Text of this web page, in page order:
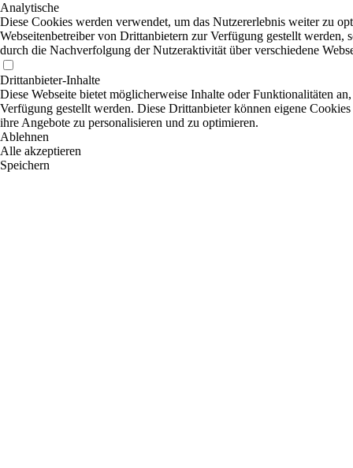
Analytische
Diese Cookies werden verwendet, um das Nutzererlebnis weiter zu
Webseitenbetreiber von Drittanbietern zur Verfügung gestellt werden,
durch die Nachverfolgung der Nutzeraktivität über verschiedene
Drittanbieter-Inhalte
Diese Webseite bietet möglicherweise Inhalte oder Funktionalitäten
Verfügung gestellt werden. Diese Drittanbieter können eigene
ihre Angebote zu personalisieren und zu optimieren.
Ablehnen
Alle akzeptieren
Speichern